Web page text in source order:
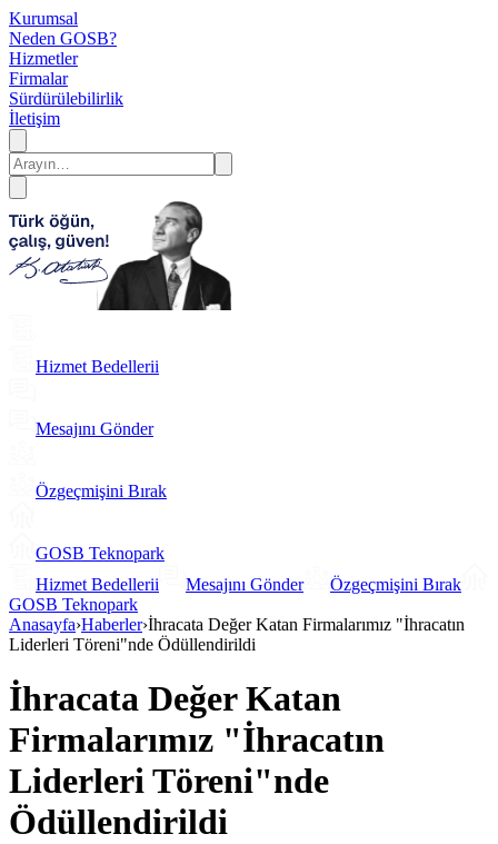
Kurumsal
Neden GOSB?
Hizmetler
Firmalar
Sürdürülebilirlik
İletişim
Hizmet Bedellerii
Mesajını Gönder
Özgeçmişini Bırak
GOSB Teknopark
Hizmet Bedellerii
Mesajını Gönder
Özgeçmişini Bırak
GOSB Teknopark
Anasayfa›Haberler›İhracata Değer Katan Firmalarımız "İhracatın
Liderleri Töreni"nde Ödüllendirildi
İhracata Değer Katan
Firmalarımız "İhracatın
Liderleri Töreni"nde
Ödüllendirildi